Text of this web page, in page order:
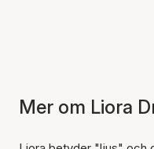
Mer om Liora